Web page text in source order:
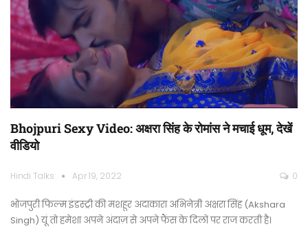
Bhojpuri Sexy Video: अक्षरा सिंह के रोमांस ने मचाई धूम, देखें
वीडियो
Hindi Talks Apr 19, 2022 0
भोजपुरी फिल्म इंडस्ट्री की मशहूर अदाकारा अभिनेत्री अक्षरा सिंह (Akshara
Singh) यूं तो हमेशा अपने अंदाज़ से अपने फैंस के दिलों पर राज करती है।